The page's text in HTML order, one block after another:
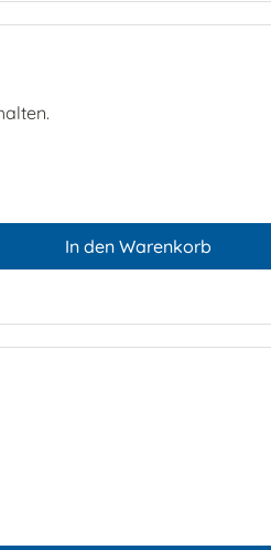
In den Warenkorb